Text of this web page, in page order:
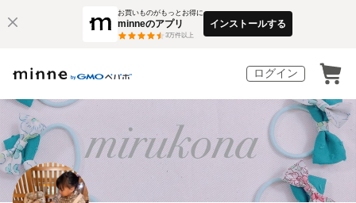
お買いものがもっとお得に
minneのアプリ
3万件以上
インストールする
ログイン